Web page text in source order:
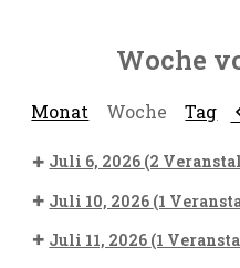
Woche
Monat Woche Tag
Juli 6, 2026 (2
Juli 10, 2026 (1
Juli 11, 2026 (1